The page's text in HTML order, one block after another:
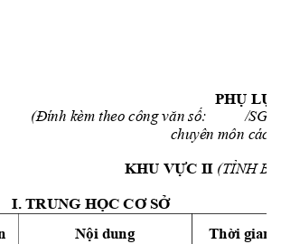
PHỤ
(Đính kèm theo công văn số:          /SGD
chuyên môn các
KHU VỰC II (TỈNH
I. TRUNG HỌC CƠ SỞ
Nội dung Thời gian